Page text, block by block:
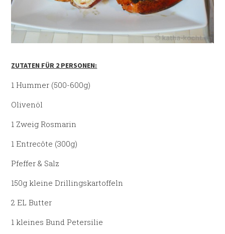
ZUTATEN FÜR 2 PERSONEN:
1 Hummer (500-600g)
Olivenöl
1 Zweig Rosmarin
1 Entrecôte (300g)
Pfeffer & Salz
150g kleine Drillingskartoffeln
2 EL Butter
1 kleines Bund Petersilie